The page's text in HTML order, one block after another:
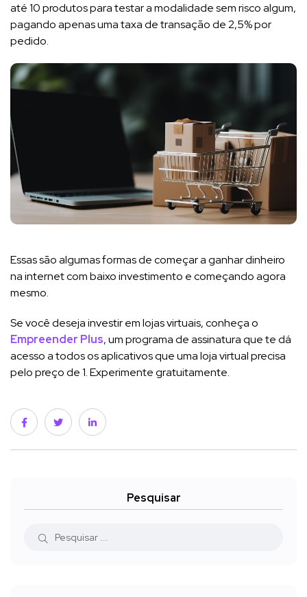
até 10 produtos para testar a modalidade sem risco algum,
pagando apenas uma taxa de transação de 2,5% por
pedido.
Essas são algumas formas de começar a ganhar dinheiro
na internet com baixo investimento e começando agora
mesmo.
Se você deseja investir em lojas virtuais, conheça o
Empreender Plus, um programa de assinatura que te dá
acesso a todos os aplicativos que uma loja virtual precisa
pelo preço de 1. Experimente gratuitamente.
Pesquisar